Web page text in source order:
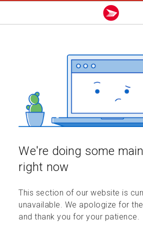
We're doing some
right now
This section of our website is
unavailable. We apologize for
and thank you for your patience.